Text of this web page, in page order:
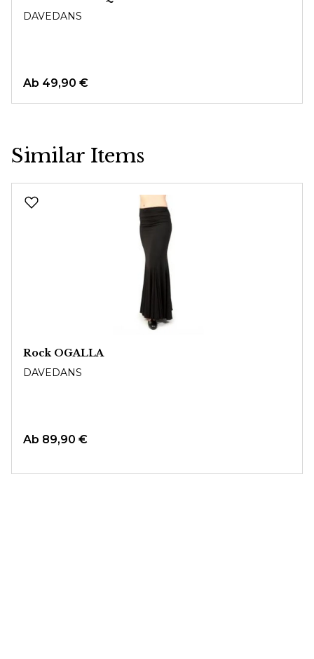
DAVEDANS
Ab 49,90 €
Similar Items
Rock OGALLA
DAVEDANS
Ab 89,90 €